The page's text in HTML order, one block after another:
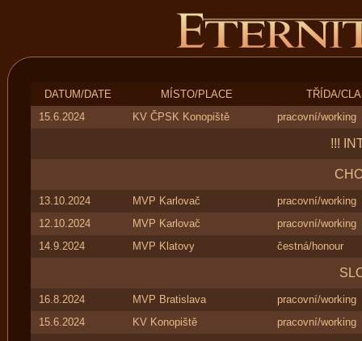
DATUM/DATE MÍSTO/PLACE
TŘÍDA/
15.6.2024
KV ČPSK Konopiště pracovní/working
!!!
13.10.2024 MVP Karlovač
pracovní/working
12.10.2024
MVP Karlovač
pracovní/working
14.9.2024
MVP Klatovy čestná/honour
16.8.2024 MVP Bratislava
pracovní/working
15.6.2024
KV Konopiště pracovní/working